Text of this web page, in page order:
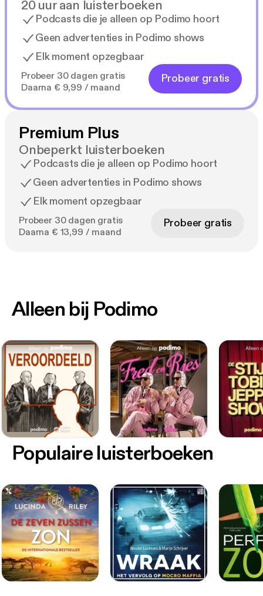
20 uur aan luisterboeken
Podcasts die je alleen op Podimo hoort
Geen advertenties in Podimo shows
Elk moment opzegbaar
Probeer 30 dagen gratis
Daarna € 9,99 / maand
Probeer gratis
Premium Plus
Onbeperkt luisterboeken
Podcasts die je alleen op Podimo hoort
Geen advertenties in Podimo shows
Elk moment opzegbaar
Probeer 30 dagen gratis
Daarna € 13,99 / maand
Probeer gratis
Alleen bij Podimo
Populaire luisterboeken